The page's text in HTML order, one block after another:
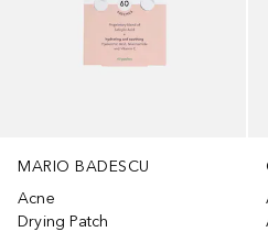
MARIO BADESCU
Acne
Drying Patch